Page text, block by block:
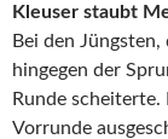
Kleuser staubt
Bei den
hingegen der
Runde
Vorrunde